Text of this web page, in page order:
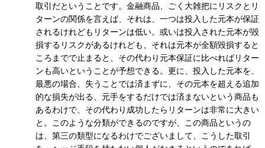
取引だということです。金融商品、ごく大雑把にリスクとリ
ターンの関係を言えば、それは、一つは投入した元本が保証
されるけれどもリターンは低い。或いは投入された元本が毀
損するリスクがあるけれども、それは元本が全額毀損すると
ころまでで止まると、その代わり元本保証に比べればリター
ンも高いということが予想できる。更に、投入した元本を、
最悪の場合、失うことでは済まずに、その元本を超える追加
的な損失が出る、元手をするだけでは済まないという商品も
あるわけで、その代わり成功したらリターンは非常に大きい
と。このような分類ができるのですが、この商品というの
は、第三の類型になるわけでございまして、こうした取引